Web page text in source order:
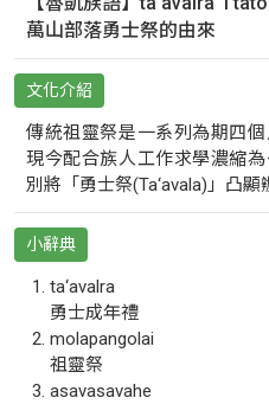
萬山部落勇士祭的由來
文化介紹
傳統祖靈祭是一系列為期四個
現今配合族人工作求學濃縮
別將「勇士祭(Ta‘avala)」凸顯
小辭典
ta‘avalra
勇士成年禮
molapangolai
祖靈祭
asavasavahe